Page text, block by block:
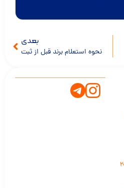
بعدی
نحوه استعلام برند قبل از ثبت